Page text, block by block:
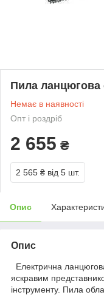
Пила ланцюгова
Немає в наявності
Опт і роздріб
2 655 ₴
2 565 ₴ від 5 шт.
Опис
Опис
Електрична
яскравим
інструменту. Пила